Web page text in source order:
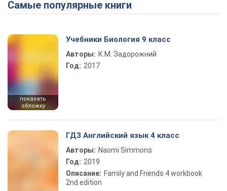
Самые популярные книги
показать
обложку
Учебники Биология 9 класс
Авторы: К.М. Задорожний
Год: 2017
ГДЗ Английский язык 4 класс
Авторы: Naomi Simmons
Год: 2019
Описание: Family and Friends 4 workbook
2nd edition